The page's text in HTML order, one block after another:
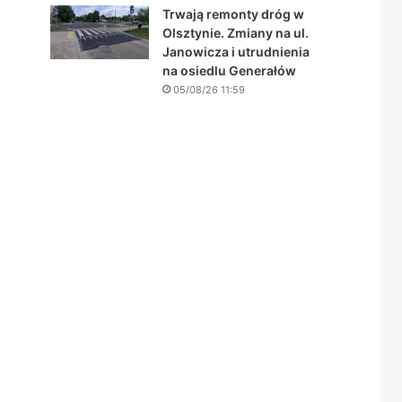
Trwają remonty dróg w
Olsztynie. Zmiany na ul.
Janowicza i utrudnienia
na osiedlu Generałów
05/08/26 11:59